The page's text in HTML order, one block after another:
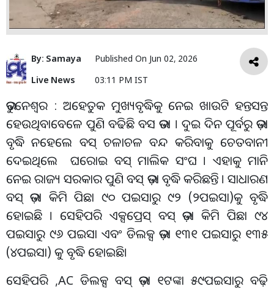
By: Samaya
Live News
Published On Jun 02, 2026
03:11 PM IST
ଭୁବନେଶ୍ୱର : ଅହେତୁକ ମୁଖ୍ୟବୃଦ୍ଧିକୁ ନେଇ ଖାଉଟି ହନ୍ତସନ୍ତ
ହେଉଥିବାବେଳେ ପୁଣି ବଢିଛି ବସ ଭଡା । ଦୁଇ ଦିନ ପୂର୍ବରୁ ଭଡ଼ା
ବୃଦ୍ଧି ନହେଲେ ବସ୍ ଚଳାଚଳ ବନ୍ଦ କରିବାକୁ ଚେତବାନୀ
ଦେଇଥିଲେ ଘରୋଇ ବସ୍ ମାଲିକ ସଂଘ । ଏହାକୁ ମାନି
ନେଇ ରାଜ୍ୟ ସରକାର ପୁଣି ବସ୍ ଭଡ଼ା ବୃଦ୍ଧି କରିଛନ୍ତି । ସାଧାରଣ
ବସ୍ ଭଡ଼ା କିମି ପିଛା ୯୦ ପଇସାରୁ ୯୨ (୨ପଇସା)କୁ ବୃଦ୍ଧି
ହୋଇଛି । ସେହିପରି ଏକ୍ସପ୍ରେସ୍ ବସ୍ ଭଡ଼ା କିମି ପିଛା ୯୪
ପଇସାରୁ ୯୬ ପଇସା ଏବଂ ଡିଲକ୍ସ ଭଡ଼ା ୧୩୧ ପଇସାରୁ ୧୩୫
(୪ପଇସା) କୁ ବୃଦ୍ଧି ହୋଇଛି।
ସେହିପରି ,AC ଡିଲକ୍ସ ବସ୍ ଭଡ଼ା ୧ଟଙ୍କା ୫୯ପଇସାରୁ ବଢ଼ି